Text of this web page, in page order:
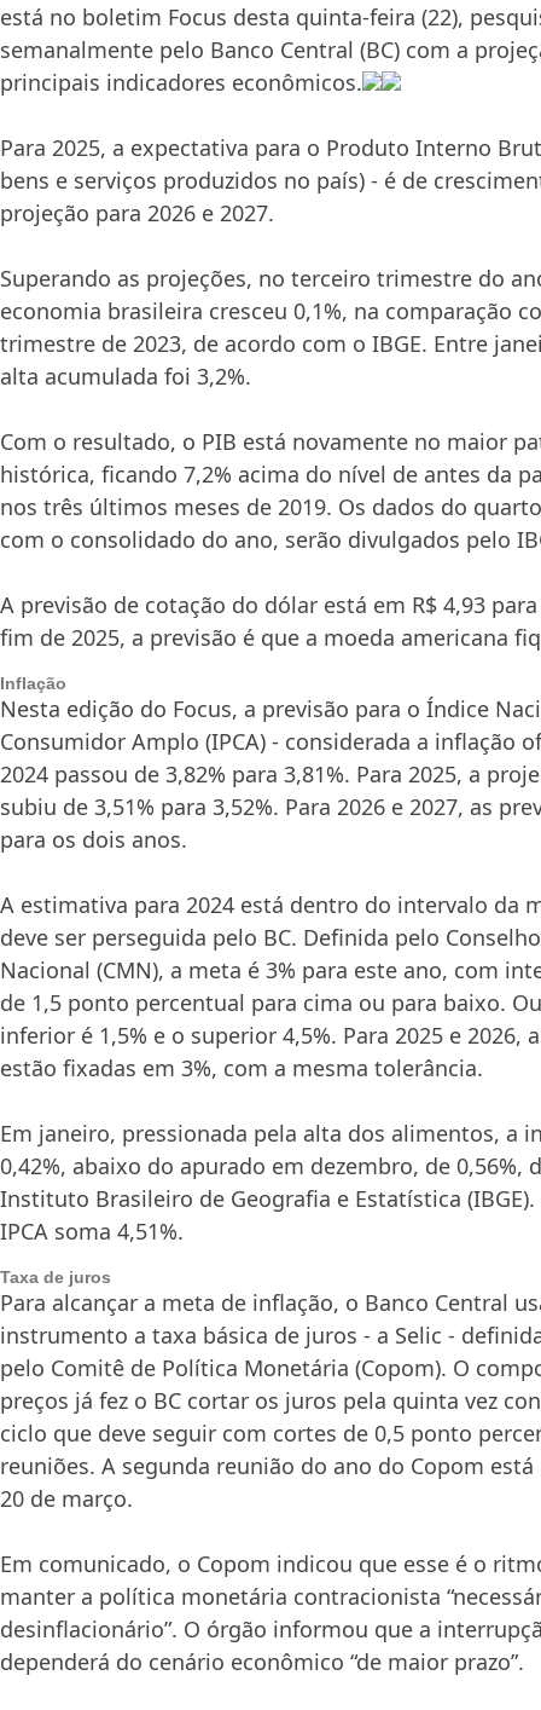
está no boletim Focus desta quinta-feira (22),
semanalmente pelo Banco Central (BC) com a
principais indicadores econômicos.
Para 2025, a expectativa para o Produto Interno
bens e serviços produzidos no país) - é de
projeção para 2026 e 2027.
Superando as projeções, no terceiro trimestre do
economia brasileira cresceu 0,1%, na comparação
trimestre de 2023, de acordo com o IBGE. Entre
alta acumulada foi 3,2%.
Com o resultado, o PIB está novamente no maior
histórica, ficando 7,2% acima do nível de antes da
nos três últimos meses de 2019. Os dados do
com o consolidado do ano, serão divulgados pelo
A previsão de cotação do dólar está em R$ 4,93
fim de 2025, a previsão é que a moeda americana
Inflação
Nesta edição do Focus, a previsão para o Índice
Consumidor Amplo (IPCA) - considerada a inflação
2024 passou de 3,82% para 3,81%. Para 2025, a
subiu de 3,51% para 3,52%. Para 2026 e 2027, as
para os dois anos.
A estimativa para 2024 está dentro do intervalo da
deve ser perseguida pelo BC. Definida pelo
Nacional (CMN), a meta é 3% para este ano, com
de 1,5 ponto percentual para cima ou para baixo.
inferior é 1,5% e o superior 4,5%. Para 2025 e 2026,
estão fixadas em 3%, com a mesma tolerância.
Em janeiro, pressionada pela alta dos alimentos, a
0,42%, abaixo do apurado em dezembro, de 0,56%,
Instituto Brasileiro de Geografia e Estatística (IBGE).
IPCA soma 4,51%.
Taxa de juros
Para alcançar a meta de inflação, o Banco Central
instrumento a taxa básica de juros - a Selic -
pelo Comitê de Política Monetária (Copom). O
preços já fez o BC cortar os juros pela quinta vez
ciclo que deve seguir com cortes de 0,5 ponto
reuniões. A segunda reunião do ano do Copom está
20 de março.
Em comunicado, o Copom indicou que esse é o
manter a política monetária contracionista
desinflacionário”. O órgão informou que a
dependerá do cenário econômico “de maior prazo”.